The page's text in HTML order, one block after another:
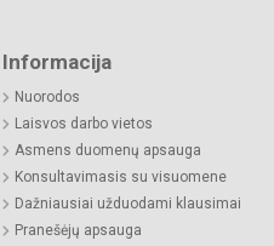
Informacija
Nuorodos
Laisvos darbo vietos
Asmens duomenų apsauga
Konsultavimasis su visuomene
Dažniausiai užduodami klausimai
Pranešėjų apsauga